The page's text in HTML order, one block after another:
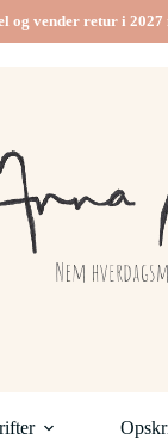
og vender retur i